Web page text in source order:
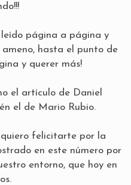
página a página y
hasta el punto de
y querer más!
el artículo de Daniel
el de Mario Rubio.
felicitarte por la
en este número por
entorno, que hoy en